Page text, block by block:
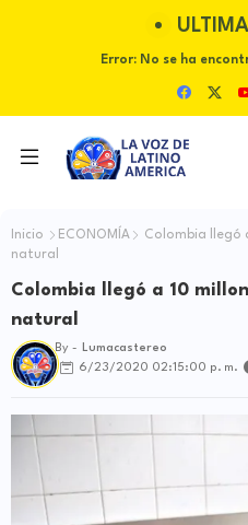
Error:No se ha
Inicio ECONOMÍA
Colombia llegó
natural
Colombia llegó a 10
natural
By -
Lumacastereo
6/23/2020 02:15:00 p. m.